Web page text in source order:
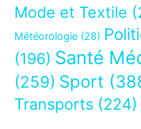
Mode et Textile
Météorologie (28)
(196) Santé
(259) Sport
Transports (224)